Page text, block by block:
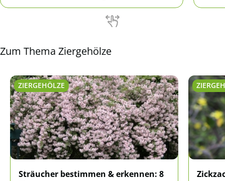
Zum Thema Ziergehölze
ZIERGEHÖLZE
Sträucher bestimmen & erkennen: 8